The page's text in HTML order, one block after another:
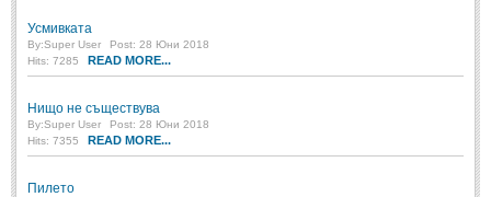
Усмивката
By:Super User
Post: 28 Юни 2018
Hits: 7285
READ MORE...
Нищо не съществува
By:Super User
Post: 28 Юни 2018
Hits: 7355
READ MORE...
Пилето